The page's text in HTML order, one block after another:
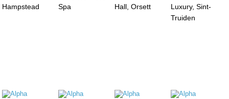
Hampstead
Spa
Hall, Orsett
Luxury, Sint-
Truiden